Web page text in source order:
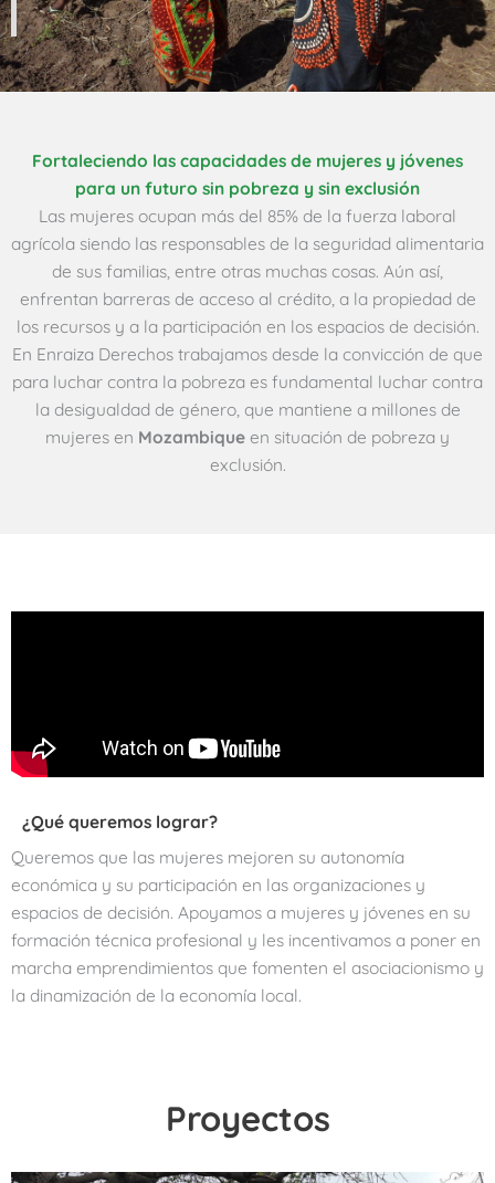
Fortaleciendo las capacidades de mujeres y jóvenes
para un futuro sin pobreza y sin exclusión
Las mujeres ocupan más del 85% de la fuerza laboral
agrícola siendo las responsables de la seguridad alimentaria
de sus familias, entre otras muchas cosas. Aún así,
enfrentan barreras de acceso al crédito, a la propiedad de
los recursos y a la participación en los espacios de decisión.
En Enraiza Derechos trabajamos desde la convicción de que
para luchar contra la pobreza es fundamental luchar contra
la desigualdad de género, que mantiene a millones de
mujeres en Mozambique en situación de pobreza y
exclusión.
¿Qué queremos lograr?
Queremos que las mujeres mejoren su autonomía
económica y su participación en las organizaciones y
espacios de decisión. Apoyamos a mujeres y jóvenes en su
formación técnica profesional y les incentivamos a poner en
marcha emprendimientos que fomenten el asociacionismo y
la dinamización de la economía local.
Proyectos